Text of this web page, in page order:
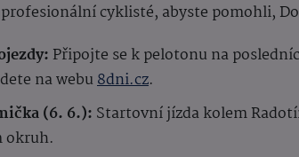
cyklisté, abyste pomohli,
Připojte se k pelotonu na
na webu8dni.cz.
(6. 6.): Startovní jízda kolem
okruh.